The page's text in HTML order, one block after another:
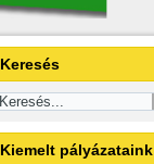
Keresés
Kiemelt pályázataink